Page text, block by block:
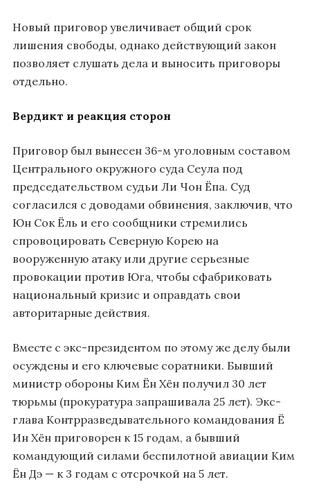
Новый приговор увеличивает общий срок
лишения свободы, однако действующий закон
позволяет слушать дела и выносить приговоры
отдельно.
Вердикт и реакция сторон
Приговор был вынесен 36-м уголовным составом
Центрального окружного суда Сеула под
председательством судьи Ли Чон Ёпа. Суд
согласился с доводами обвинения, заключив, что
Юн Сок Ёль и его сообщники стремились
спровоцировать Северную Корею на
вооруженную атаку или другие серьезные
провокации против Юга, чтобы сфабриковать
национальный кризис и оправдать свои
авторитарные действия.
Вместе с экс-президентом по этому же делу были
осуждены и его ключевые соратники. Бывший
министр обороны Ким Ён Хён получил 30 лет
тюрьмы (прокуратура запрашивала 25 лет). Экс-
глава Контрразведывательного командования Ё
Ин Хён приговорен к 15 годам, а бывший
командующий силами беспилотной авиации Ким
Ён Дэ — к 3 годам с отсрочкой на 5 лет.